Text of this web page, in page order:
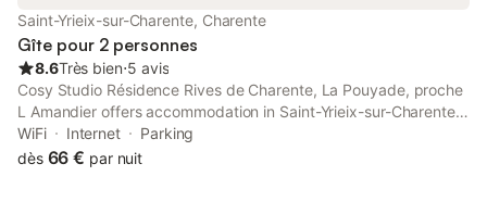
Saint-Yrieix-sur-Charente, Charente
Gîte pour 2 personnes
8.6Très bien⋅5 avis
Cosy Studio Résidence Rives de Charente, La Pouyade, proche
L Amandier offers accommodation in Saint-Yrieix-sur-Charente,
32 km from Cognac Golf Course. This property offers access to
a terrace, darts, free private parking and free WiFi.
WiFi Internet
Parking
dès 66 € par nuit